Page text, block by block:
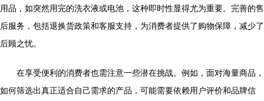
用品，如突然用完的洗衣液或电池，这种即时性显得尤为重要。完善的售
后服务，包括退换货政策和客服支持，为消费者提供了购物保障，减少了
后顾之忧。
在享受便利的消费者也需注意一些潜在挑战。例如，面对海量商品，
如何筛选出真正适合自己需求的产品，可能需要依赖用户评价和品牌信